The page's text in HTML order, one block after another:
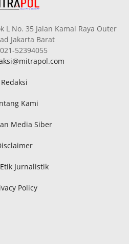
L No. 35 Jalan Kamal Raya Outer
Jakarta Barat
52394055
Redaksi
Kami
Media Siber
Jurnalistik
Policy